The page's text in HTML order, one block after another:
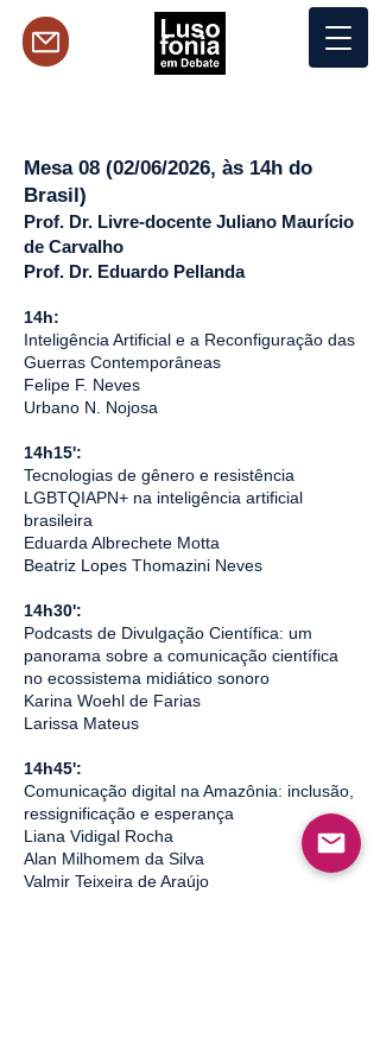
Mesa 08 (02/06/2026, às 14h do
Brasil)
Prof. Dr. Livre-docente Juliano Maurício
de Carvalho
Prof. Dr. Eduardo Pellanda
14h:
Inteligência Artificial e a Reconfiguração das
Guerras Contemporâneas
Felipe F. Neves
Urbano N. Nojosa
14h15':
Tecnologias de gênero e resistência
LGBTQIAPN+ na inteligência artificial
brasileira
Eduarda Albrechete Motta
Beatriz Lopes Thomazini Neves
14h30':
Podcasts de Divulgação Científica: um
panorama sobre a comunicação científica
no ecossistema midiático sonoro
Karina Woehl de Farias
Larissa Mateus
14h45':
Comunicação digital na Amazônia: inclusão,
ressignificação e esperança
Liana Vidigal Rocha
Alan Milhomem da Silva
Valmir Teixeira de Araújo